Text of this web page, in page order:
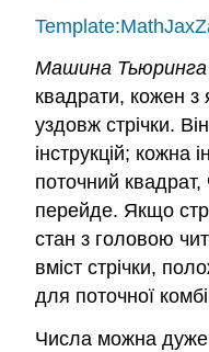
Машина Тьюринга
квадрати, кожен з
уздовж стрічки.
інструкцій;
поточний
перейде. Якщо
стан з головою
вміст стрічки,
для поточної
Числа можна дуже